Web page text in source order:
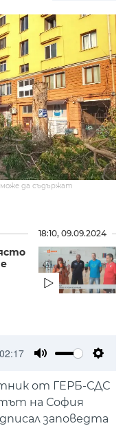
да съдържат
18:10, 09.09.2024
от ГЕРБ-СДС
на София
заповедта